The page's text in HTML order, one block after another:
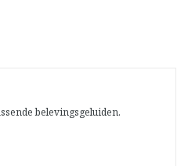
belevingsgeluiden.